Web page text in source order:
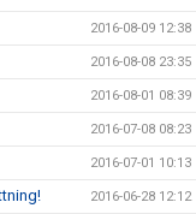
2016-08-09 12:38
2016-08-08 23:35
2016-08-01 08:39
2016-07-08 08:23
2016-07-01 10:13
2016-06-28 12:12